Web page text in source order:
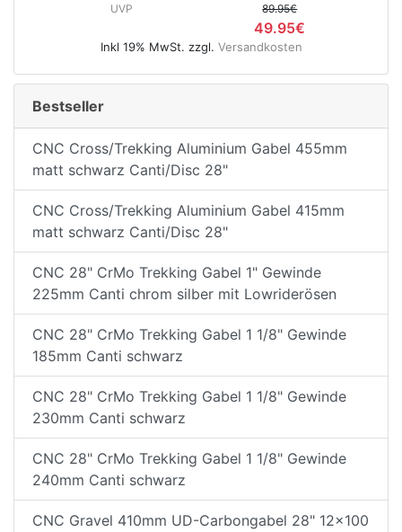
UVP 89.95€
49.95€
Inkl 19% MwSt. zzgl. Versandkosten
Bestseller
CNC Cross/Trekking Aluminium Gabel 455mm
matt schwarz Canti/Disc 28"
CNC Cross/Trekking Aluminium Gabel 415mm
matt schwarz Canti/Disc 28"
CNC 28" CrMo Trekking Gabel 1" Gewinde
225mm Canti chrom silber mit Lowriderösen
CNC 28" CrMo Trekking Gabel 1 1/8" Gewinde
185mm Canti schwarz
CNC 28" CrMo Trekking Gabel 1 1/8" Gewinde
230mm Canti schwarz
CNC 28" CrMo Trekking Gabel 1 1/8" Gewinde
240mm Canti schwarz
CNC Gravel 410mm UD-Carbongabel 28" 12x100